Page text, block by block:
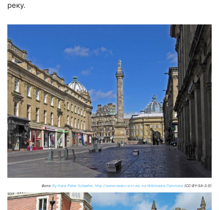
реку.
Фото: By Hans Peter Schaefer, http://www.reserv-a-rt.de, via Wikimedia Commons (CC-BY-SA-3.0)